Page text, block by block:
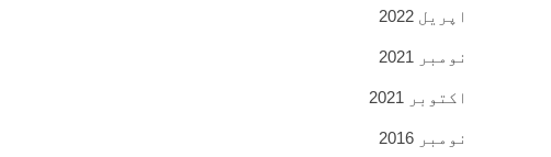
اپریل 2022
نومبر 2021
اکتوبر 2021
نومبر 2016